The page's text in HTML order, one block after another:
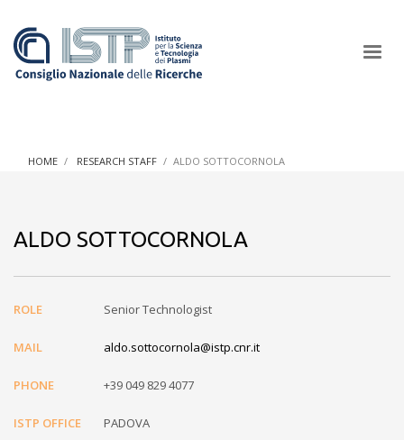
and ISTP pledge progress and achieve an impact in the
HOME RESEARCH STAFF ALDO SOTTOCORNOLA
ALDO SOTTOCORNOLA
ROLE Senior Technologist
MAIL aldo.sottocornola@istp.cnr.it
PHONE +39 049 829 4077
ISTP OFFICE PADOVA